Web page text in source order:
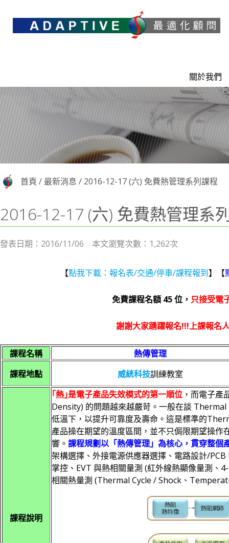
關於我們
首頁 / 最新消息 / 2016-12-17 (六) 免費熱管理系列課程
2016-12-17 (六) 免費熱管理系
發表日期：2016/11/06 本文瀏覽次數：1,262次
【點我下載：報名表/交通/停車/課程報到】【
免費課程名額 45 位， 只接受電
謝謝大家踴躍報名!!!上課報名
課程名稱
熱傳管理
課程地點
威絖科技訓練教室
課程說明
｢熱｣是電子產品失效模式的第一順位 ，而電子產
Density) 的問題越來越嚴苛。 一般在談 Thermal
低溫下，以提升可靠度及壽命。這是標準的
產品操在期望的溫度區間，並不只侷限期望操
響。 課程規劃以「熱傳管理」為核心，貫穿整個
架構選擇、外接電源供應器選擇、電路設計/
掌控、EVT 與熱相關量測 (紅外線熱顯像量測、
相關熱量測 (Thermal Cycle / Shock、